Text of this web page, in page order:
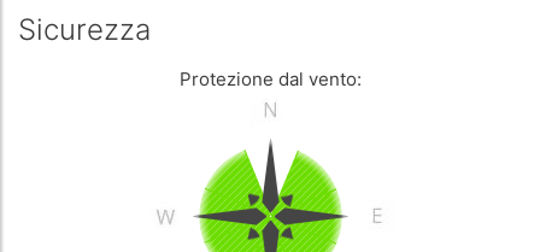
Sicurezza
Protezione dal vento: